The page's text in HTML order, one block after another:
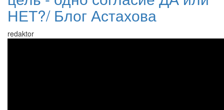
НЕТ?/ Блог Астахова
redaktor